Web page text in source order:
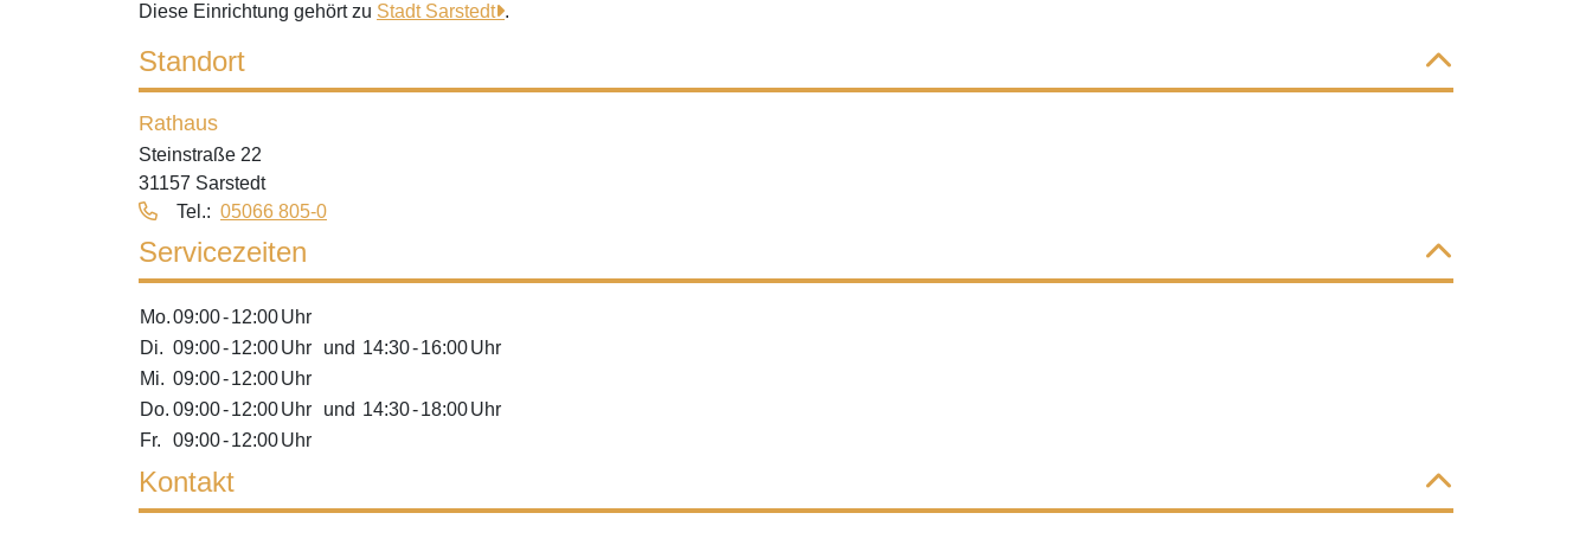
Diese Einrichtung gehört zu Stadt Sarstedt .
Standort
Rathaus
Steinstraße 22
31157 Sarstedt
Tel.: 05066 805-0
Servicezeiten
Mo.09:00-12:00Uhr
Di. 09:00-12:00Uhr und 14:30-16:00Uhr
Mi. 09:00-12:00Uhr
Do. 09:00-12:00Uhr und 14:30-18:00Uhr
Fr.
09:00-12:00Uhr
Kontakt